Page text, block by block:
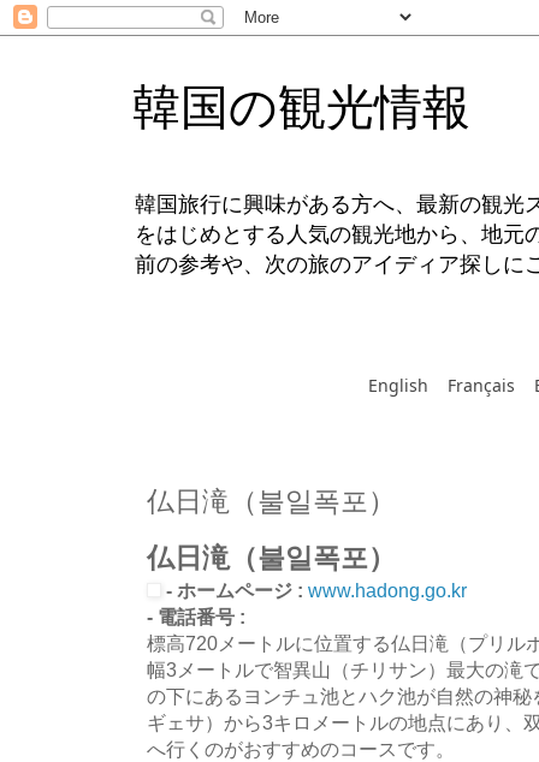
韓国の観光情報
韓国旅行に興味がある方へ、最新の観光
をはじめとする人気の観光地から、地
前の参考や、次の旅のアイディア探しに
English Français
仏日滝（불일폭포）
仏日滝（불일폭포）
- ホームページ : www.hadong.go.kr
- 電話番号 :
標高720メートルに位置する仏日滝（プリル
幅3メートルで智異山（チリサン）最大の滝
の下にあるヨンチュ池とハク池が自然の神
ギェサ）から3キロメートルの地点にあり、
へ行くのがおすすめのコースです。